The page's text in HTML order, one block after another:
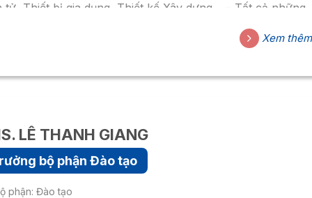
tử, Thiết bị gia dụng, Thiết kế Xây dựng… – Tất cả những
Xem thêm
LÊ THANH GIANG
bộ phận Đào tạo
phận: Đào tạo